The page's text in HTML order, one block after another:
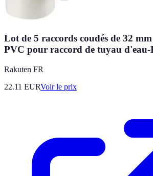
Lot de 5 raccords coudés de 32
PVC pour raccord de tuyau d'eau-
Rakuten FR
22.11 EURVoir le prix